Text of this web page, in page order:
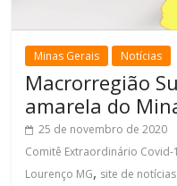
Minas Gerais Notícias
Macrorregião
amarela do
25 de novembro de 2020
Comitê Extraordinário Covid-
Lourenço MG, site de